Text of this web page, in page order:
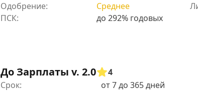
Одобрение:
Среднее
До Зарплаты v. 2.0
4
Срок:
от 7 до 365 дней